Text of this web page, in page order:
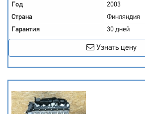
Год
2003
Страна
Финляндия
Гарантия
30 дней
Узнать цену